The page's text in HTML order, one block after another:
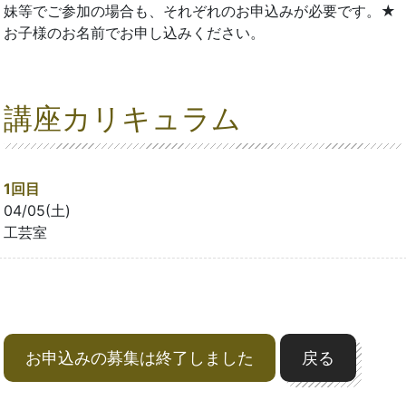
妹等でご参加の場合も、それぞれのお申込みが必要です。★
お子様のお名前でお申し込みください。
講座カリキュラム
1回目
04/05(土)
工芸室
お申込みの募集は終了しました 戻る